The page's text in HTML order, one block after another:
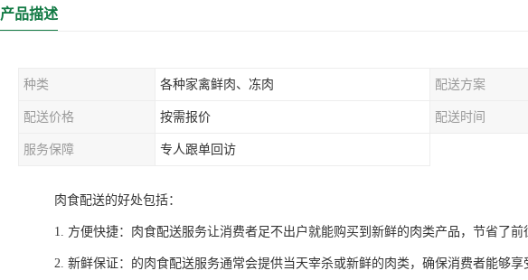
产品描述
种类 各种家禽鲜肉、冻肉 配送方案
配送价格 按需报价 配送时间
服务保障 专人跟单回访
肉食配送的好处包括：
1. 方便快捷：肉食配送服务让消费者足不出户就能购买到新鲜的肉类产品，节省了前
2. 新鲜保证：的肉食配送服务通常会提供当天宰杀或新鲜的肉类，确保消费者能够享